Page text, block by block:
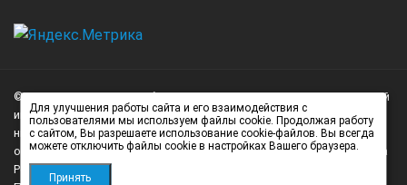
Нагорный
проезд
д.7
стр.
© 2026 А3 Инжиниринг Обращаем Ваше внимание на то, что данный
интернет-сайт носит исключительно информационный характер и
ни при каких условиях не является публичной офертой,
определяемой положениями статьи 437 (2) Гражданского кодекса
Российской Федерации.
Для улучшения работы сайта и его взаимодействия с
пользователями мы используем файлы cookie. Продолжая работу
с сайтом, Вы разрешаете использование cookie-файлов. Вы всегда
можете отключить файлы cookie в настройках Вашего браузера.
Принять